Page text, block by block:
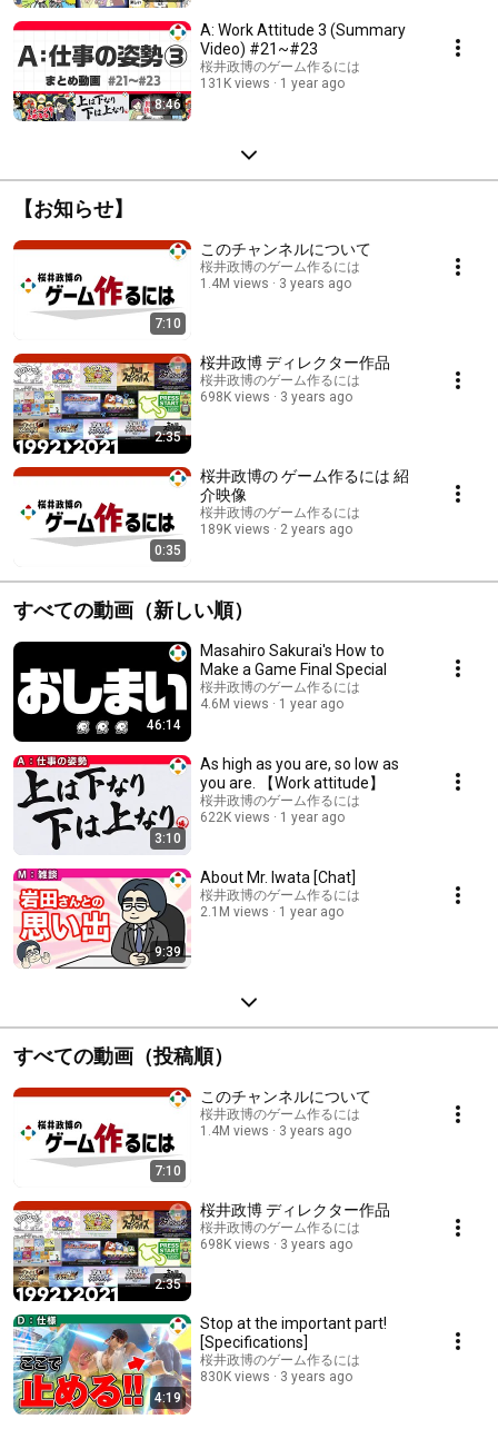
8:46
A: Work Attitude 3 (Summary
Video) #21~#23
桜井政博のゲーム作るには
131K views
1 year ago
【お知らせ】
7:10
このチャンネルについて
桜井政博のゲーム作るには
1.4M views
3 years ago
2:35
桜井政博 ディレクター作品
桜井政博のゲーム作るには
698K views
3 years ago
0:35
桜井政博の ゲーム作るには 紹
介映像
桜井政博のゲーム作るには
189K views
2 years ago
すべての動画（新しい順）
46:14
Masahiro Sakurai's How to
Make a Game Final Special
桜井政博のゲーム作るには
4.6M views
1 year ago
3:10
As high as you are, so low as
you are. 【Work attitude】
桜井政博のゲーム作るには
622K views
1 year ago
9:39
About Mr. Iwata [Chat]
桜井政博のゲーム作るには
2.1M views
1 year ago
すべての動画（投稿順）
7:10
このチャンネルについて
桜井政博のゲーム作るには
1.4M views
3 years ago
2:35
桜井政博 ディレクター作品
桜井政博のゲーム作るには
698K views
3 years ago
4:19
Stop at the important part!
[Specifications]
桜井政博のゲーム作るには
830K views
3 years ago